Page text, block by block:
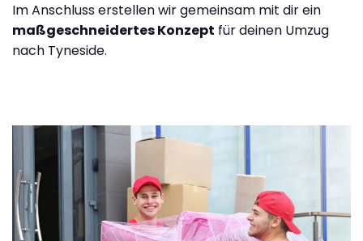
Im Anschluss erstellen wir gemeinsam mit dir ein
maßgeschneidertes Konzept für deinen Umzug
nach Tyneside.